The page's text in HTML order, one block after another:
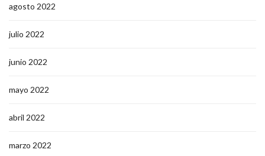
agosto 2022
julio 2022
junio 2022
mayo 2022
abril 2022
marzo 2022